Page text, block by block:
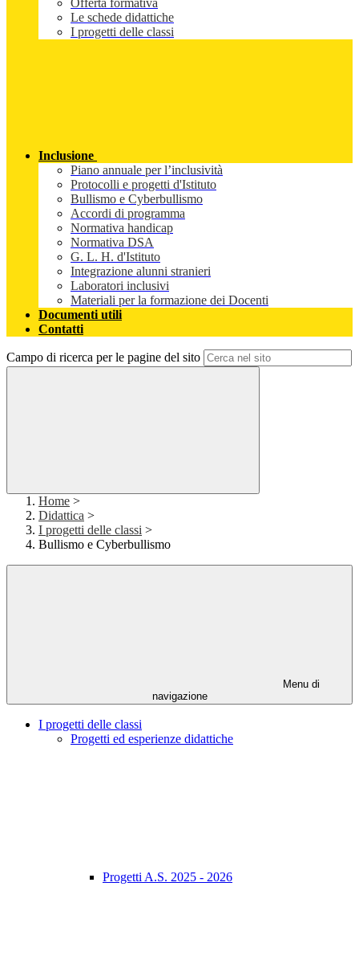
Offerta formativa
Le schede didattiche
I progetti delle classi
Inclusione
Piano annuale per l’inclusività
Protocolli e progetti d'Istituto
Bullismo e Cyberbullismo
Accordi di programma
Normativa handicap
Normativa DSA
G. L. H. d'Istituto
Integrazione alunni stranieri
Laboratori inclusivi
Materiali per la formazione dei Docenti
Documenti utili
Contatti
Campo di ricerca per le pagine del sito
Home >
Didattica >
I progetti delle classi >
Bullismo e Cyberbullismo
Menu di
navigazione
I progetti delle classi
Progetti ed esperienze didattiche
Progetti A.S. 2025 - 2026